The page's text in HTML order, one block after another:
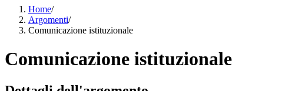
Home/
Argomenti/
Comunicazione istituzionale
Comunicazione istituzionale